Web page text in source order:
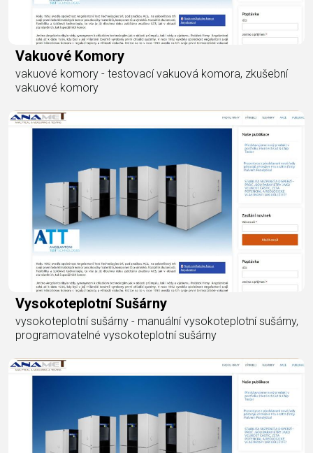
Vakuové Komory
vakuové komory - testovací vakuová komora, zkušební
vakuové komory
Vysokoteplotní Sušárny
vysokoteplotní sušárny - manuální vysokoteplotní sušárny,
programovatelné vysokoteplotní sušárny